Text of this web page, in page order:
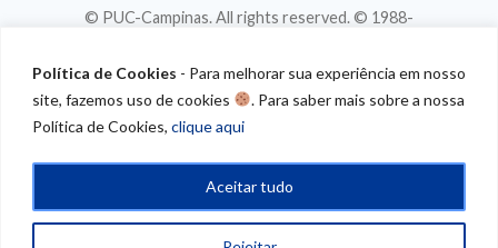
Política de Cookies - Para melhorar sua experiência em nosso
site, fazemos uso de cookies
. Para saber mais sobre a nossa
Política de Cookies, clique aqui
Aceitar tudo
© PUC-Campinas. All rights reserved. © 1988-